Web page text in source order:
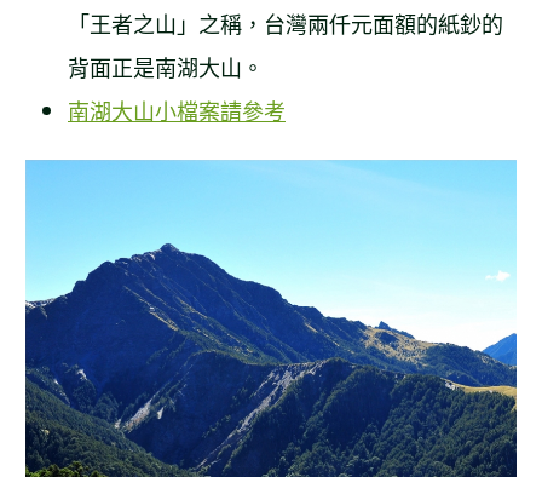
「王者之山」之稱，台灣兩仟元面額的紙鈔的
背面正是南湖大山。
南湖大山小檔案請參考